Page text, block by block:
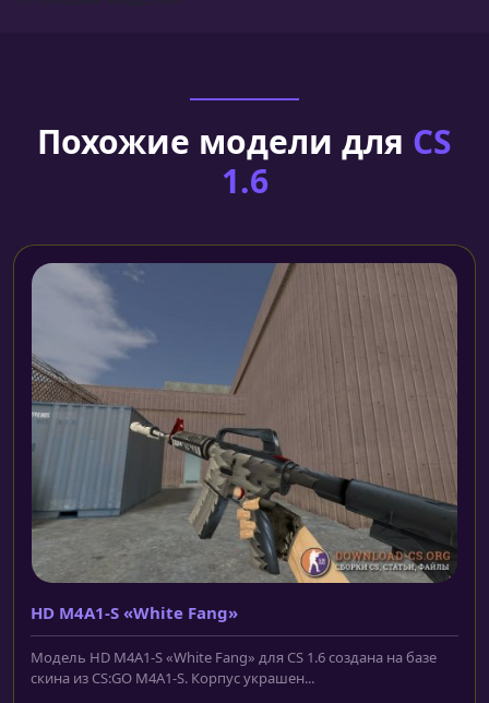
Похожие модели для CS
1.6
HD M4A1-S «White Fang»
Модель HD M4A1-S «White Fang» для CS 1.6 создана на базе
скина из CS:GO M4A1-S. Корпус украшен...